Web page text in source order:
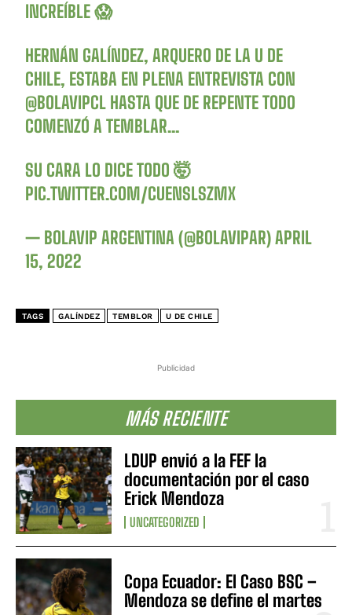
Publicidad
MÁS RECIENTE
LDUP envió a la FEF la
documentación por el caso
Erick Mendoza
UNCATEGORIZED
Copa Ecuador: El Caso BSC –
Mendoza se define el martes
INCREÍBLE 😱
HERNÁN GALÍNDEZ, ARQUERO DE LA U DE
CHILE, ESTABA EN PLENA ENTREVISTA CON
@BOLAVIPCL HASTA QUE DE REPENTE TODO
COMENZÓ A TEMBLAR…
SU CARA LO DICE TODO 🤯
PIC.TWITTER.COM/CUENSLSZMX
— BOLAVIP ARGENTINA (@BOLAVIPAR)APRIL
15, 2022
TAGS GALÍNDEZ TEMBLOR U DE CHILE